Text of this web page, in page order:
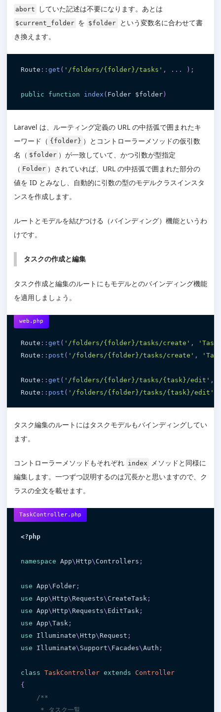
abort していた記述は不要になります。あとは
$current_folder を $folder
という変数名に合わせて書
き換えます。
Route : : get ( '/folders/{folder}/tasks' , . . . ) ;
public function index ( Folder $folder)
Laravel は、ルーティング定義の URL の中括弧で囲まれたキ
ーワード（ {folder} ）とコントローラーメソッドの仮引数
名（ $folder ）が一致していて、かつ引数が型指定
（ Folder ）されていれば、URL の中括弧で囲まれた部分の
値を ID とみなし、自動的に引数の型のモデルクラスインスタ
ンスを作成します。
ルートとモデルを結びつける（バインディング）機能というわ
けです。
タスクの作成と編集
タスク作成と編集のルートにもモデルとのバインディング機能
を適用しましょう。
web.php
Route : : get ( '/folders/{folder}/tasks/create' ,
Route : : post ( '/folders/{folder}/tasks/create' ,
Route : : get ( '/folders/{folder}/tasks/{task}/edit' ,
Route : : post ( '/folders/{folder}/tasks/{task}/edit'
タスク編集のルートにはタスクモデルもバインディングしてい
ます。
コントローラーメソッドもそれぞれ index
メソッドと同様に
編集します。一つずつ説明するのは冗長かと思いますので、ク
ラスの全文を載せます。
TaskController.php
<?php
namespace App\Http\ Controllers ;
use App\ Folder ;
use App\Http\ Requests\ CreateTask ;
use App\Http\ Requests\ EditTask ;
use App\Task ;
use
Illuminate\Http\ Request ;
use
Illuminate\ Support\ Facades\Auth ;
class TaskController extends Controller
{
/**
     * タスク一覧